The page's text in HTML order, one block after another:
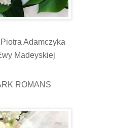
Adamczyka
Madeyskiej
ROMANS